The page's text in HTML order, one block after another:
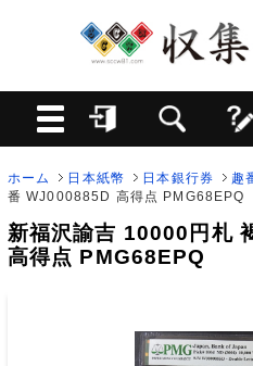
ホーム 日本紙幣 日本銀行券 趣
番 WJ000885D 高得点 PMG68EPQ
新福沢諭吉 10000円札
高得点 PMG68EPQ